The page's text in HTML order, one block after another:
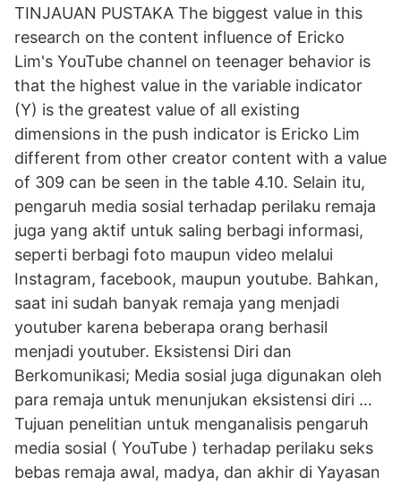
TINJAUAN PUSTAKA The biggest value in this
research on the content influence of Ericko
Lim's YouTube channel on teenager behavior is
that the highest value in the variable indicator
(Y) is the greatest value of all existing
dimensions in the push indicator is Ericko Lim
different from other creator content with a value
of 309 can be seen in the table 4.10. Selain itu,
pengaruh media sosial terhadap perilaku remaja
juga yang aktif untuk saling berbagi informasi,
seperti berbagi foto maupun video melalui
Instagram, facebook, maupun youtube. Bahkan,
saat ini sudah banyak remaja yang menjadi
youtuber karena beberapa orang berhasil
menjadi youtuber. Eksistensi Diri dan
Berkomunikasi; Media sosial juga digunakan oleh
para remaja untuk menunjukan eksistensi diri …
Tujuan penelitian untuk menganalisis pengaruh
media sosial ( YouTube ) terhadap perilaku seks
bebas remaja awal, madya, dan akhir di Yayasan